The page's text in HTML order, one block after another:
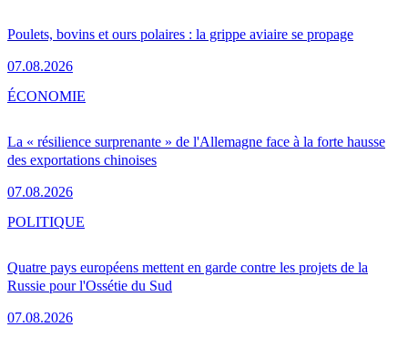
Poulets, bovins et ours polaires : la grippe aviaire se propage
07.08.2026
La « résilience surprenante » de l'Allemagne face à la forte hausse
des exportations chinoises
07.08.2026
ÉCONOMIE
Quatre pays européens mettent en garde contre les projets de la
Russie pour l'Ossétie du Sud
07.08.2026
POLITIQUE